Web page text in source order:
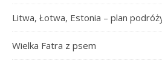
Litwa, Łotwa, Estonia – plan
Wielka Fatra z psem